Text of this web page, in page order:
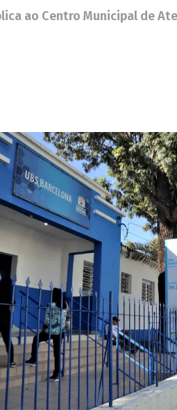
ao Centro Municipal de